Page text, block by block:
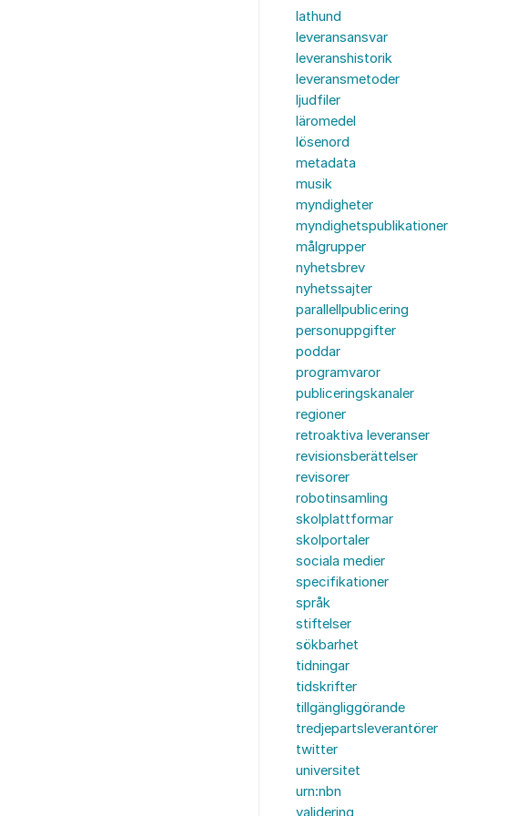
lathund
leveransansvar
leveranshistorik
leveransmetoder
ljudfiler
läromedel
lösenord
metadata
musik
myndigheter
myndighetspublikationer
målgrupper
nyhetsbrev
nyhetssajter
parallellpublicering
personuppgifter
poddar
programvaror
publiceringskanaler
regioner
retroaktiva leveranser
revisionsberättelser
revisorer
robotinsamling
skolplattformar
skolportaler
sociala medier
specifikationer
språk
stiftelser
sökbarhet
tidningar
tidskrifter
tillgängliggörande
tredjepartsleverantörer
twitter
universitet
urn:nbn
validering